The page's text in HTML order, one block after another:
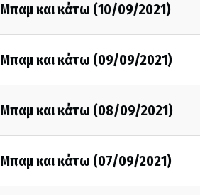
Μπαμ και κάτω (10/09/2021)
Μπαμ και κάτω (09/09/2021)
Μπαμ και κάτω (08/09/2021)
Μπαμ και κάτω (07/09/2021)